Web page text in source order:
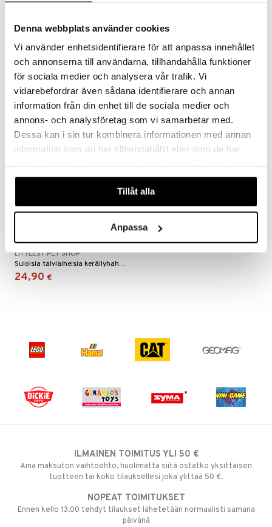
Denna webbplats använder cookies
Vi använder enhetsidentifierare för att anpassa innehållet
och annonserna till användarna, tillhandahålla funktioner
för sociala medier och analysera vår trafik. Vi
vidarebefordrar även sådana identifierare och annan
information från din enhet till de sociala medier och
annons- och analysföretag som vi samarbetar med.
Dessa kan i sin tur kombinera informationen med annan
information som du har tillhandahållit eller som de har
våra cookies vid fortsatt användande av vår webbplats.
Tillåt alla
Anpassa
Lumikentän leikkisetti
Kolme söpöä keräilyeläintä ja useita tarvikkeita.
19,90 €
Talent Playset
Hauska leikkisetti, jossa on söpöjä Littlest Pet Shop -eläimiä!
29,90 €
Besties Kokoelma 5 kpl
LITTLEST PET SHOP
Suloisia talviaiheisia keräilyhahmoja.
24,90 €
Patrol
Pitkätossu
Possu
& Pesonen
ILMAINEN TOIMITUS YLI 50 €
Aina maksuton vaihtoehto, huolimatta siitä ostatko yksittäisen
tuotteen tai koko tilauksellesi joka ylittää 50 €.
NOPEAT TOIMITUKSET
Ennen kello 13.00 tehdyt tilaukset lähetetään normaalisti samana
päivänä